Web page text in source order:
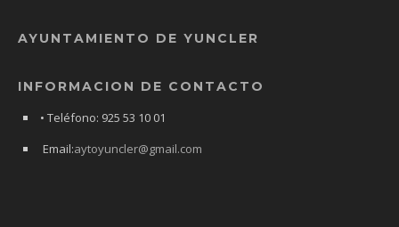
AYUNTAMIENTO DE YUNCLER
INFORMACION DE CONTACTO
• Teléfono: 925 53 10 01
Email:aytoyuncler@gmail.com